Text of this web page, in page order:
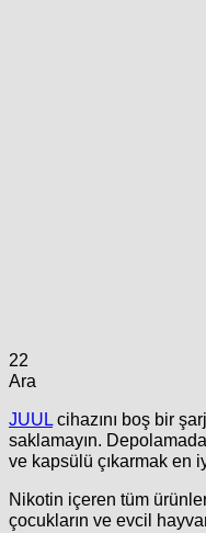
22
Ara
JUUL cihazını boş bir
saklamayın.
ve kapsülü çıkarmak en
Nikotin içeren tüm
çocukların ve evcil